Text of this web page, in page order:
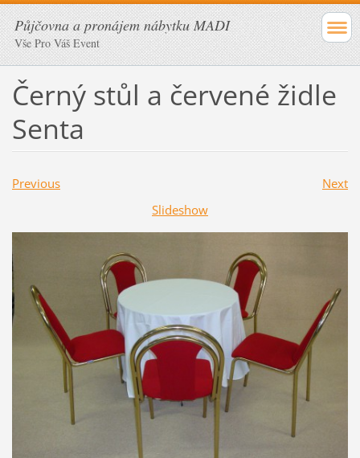
Půjčovna a pronájem nábytku MADI
Vše Pro Váš Event
Černý stůl a červené židle
Senta
Previous
Next
Slideshow